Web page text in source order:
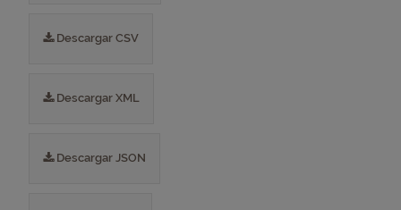
Descargar CSV
Descargar XML
Descargar JSON